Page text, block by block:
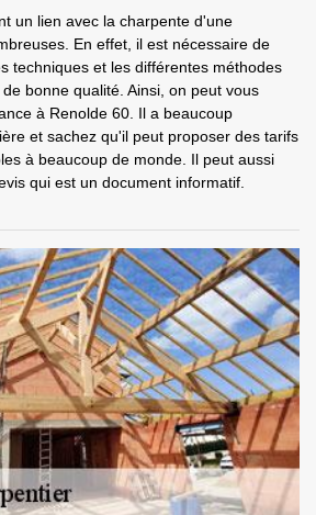
un lien avec la charpente d'une
En effet, il est nécessaire de
techniques et les différentes méthodes
bonne qualité. Ainsi, on peut vous
à Renolde 60. Il a beaucoup
et sachez qu'il peut proposer des tarifs
à beaucoup de monde. Il peut aussi
qui est un document informatif.